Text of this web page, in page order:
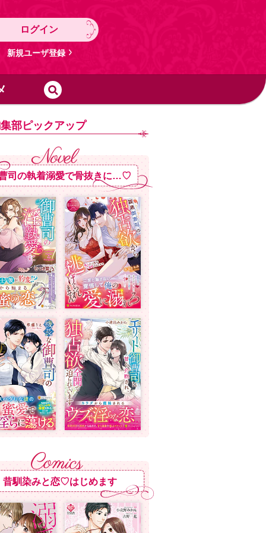
ログイン
新規ユーザ登録
部ピックアップ
司の執着溺愛で骨抜きに…♡
昔馴染みと恋♡はじめます